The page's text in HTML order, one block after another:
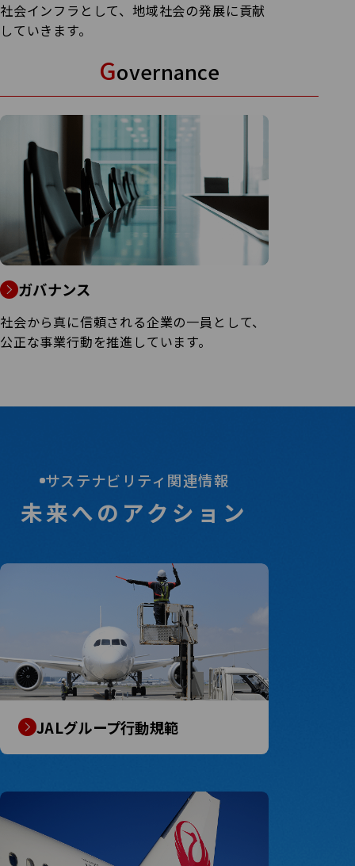
社会インフラとして、地域社会の発展に貢献
していきます。
Governance
ガバナンス
社会から真に信頼される企業の一員として、
公正な事業行動を推進しています。
サステナビリティ関連情報
未来へのアクション
JALグループ行動規範